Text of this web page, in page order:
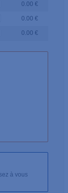
0.00 €
0.00 €
0.00 €
à vous